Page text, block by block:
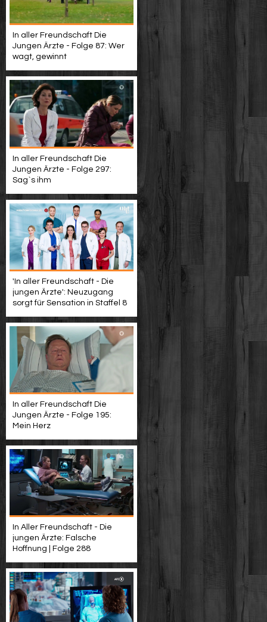
In aller Freundschaft Die
Jungen Ärzte - Folge 87: Wer
wagt, gewinnt
In aller Freundschaft Die
Jungen Ärzte - Folge 297:
Sag`s ihm
'In aller Freundschaft - Die
jungen Ärzte': Neuzugang
sorgt für Sensation in Staffel 8
In aller Freundschaft Die
Jungen Ärzte - Folge 195:
Mein Herz
In Aller Freundschaft - Die
jungen Ärzte: Falsche
Hoffnung | Folge 288